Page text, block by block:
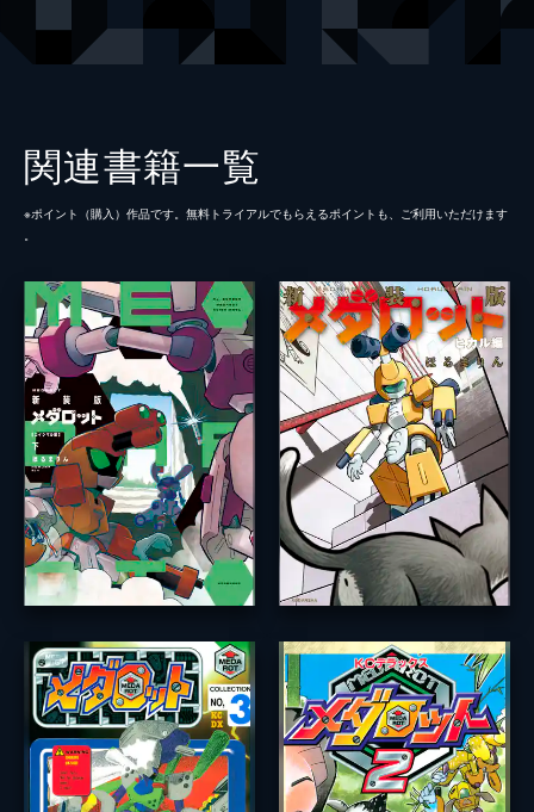
関連書籍一覧
※ポイント（購⼊）作品です。無料トライアルでもらえるポイントも、ご利⽤いただけます
。